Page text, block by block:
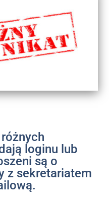
loginu lub
są o
z sekretariatem